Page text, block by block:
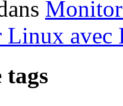
Linux avec
tags